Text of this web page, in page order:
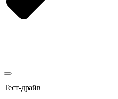
Тест-драйв